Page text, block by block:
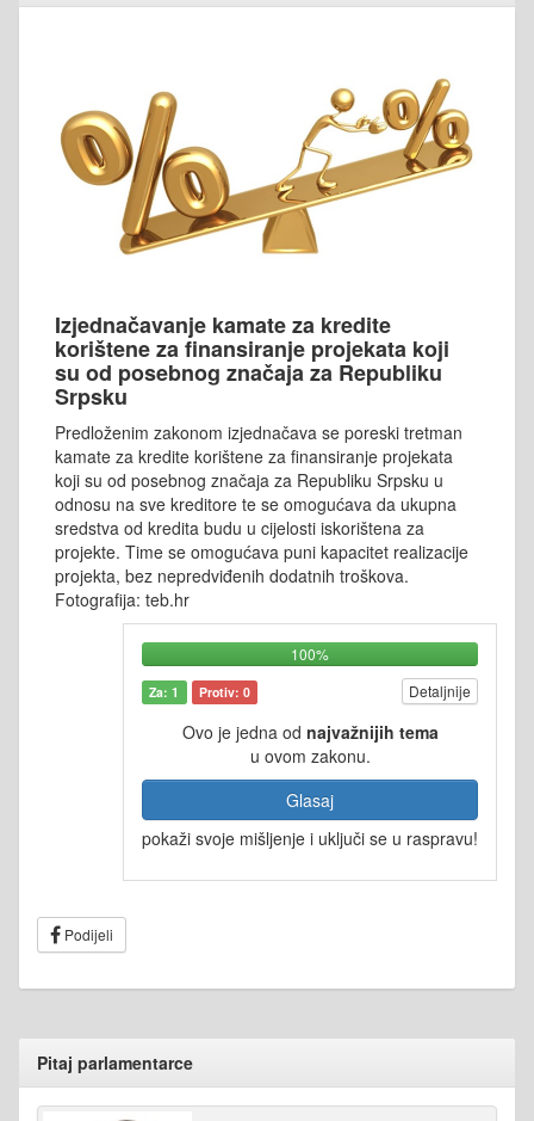
Izjednačavanje kamate za kredite
korištene za finansiranje projekata koji
su od posebnog značaja za Republiku
Srpsku
Predloženim zakonom izjednačava se poreski tretman
kamate za kredite korištene za finansiranje projekata
koji su od posebnog značaja za Republiku Srpsku u
odnosu na sve kreditore te se omogućava da ukupna
sredstva od kredita budu u cijelosti iskorištena za
projekte. Time se omogućava puni kapacitet realizacije
projekta, bez nepredviđenih dodatnih troškova.
Fotografija: teb.hr
100%
Za: 1 Protiv: 0 Detaljnije
Ovo je jedna od najvažnijih tema
u ovom zakonu.
Glasaj
pokaži svoje mišljenje i uključi se u raspravu!
Podijeli
Pitaj parlamentarce